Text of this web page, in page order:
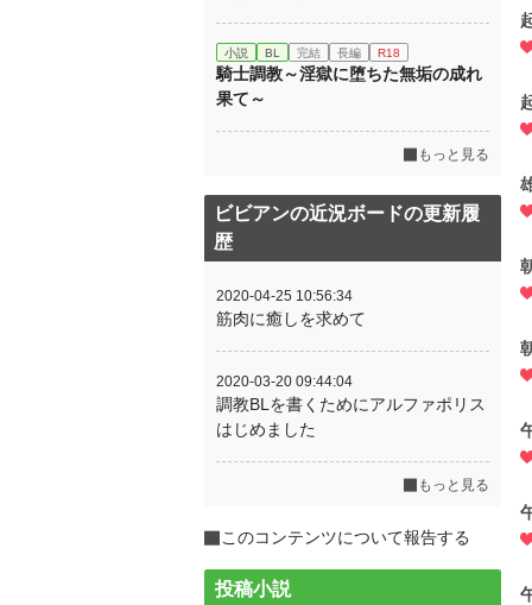
小説 BL 完結 長編 R18
騎士調教～淫獄に堕ちた無垢の成れ
果て～
もっと見る
ビビアンの近況ボードの更新履
歴
2020-04-25 10:56:34
筋肉に癒しを求めて
2020-03-20 09:44:04
調教BLを書くためにアルファポリス
はじめました
もっと見る
このコンテンツについて報告する
投稿小説